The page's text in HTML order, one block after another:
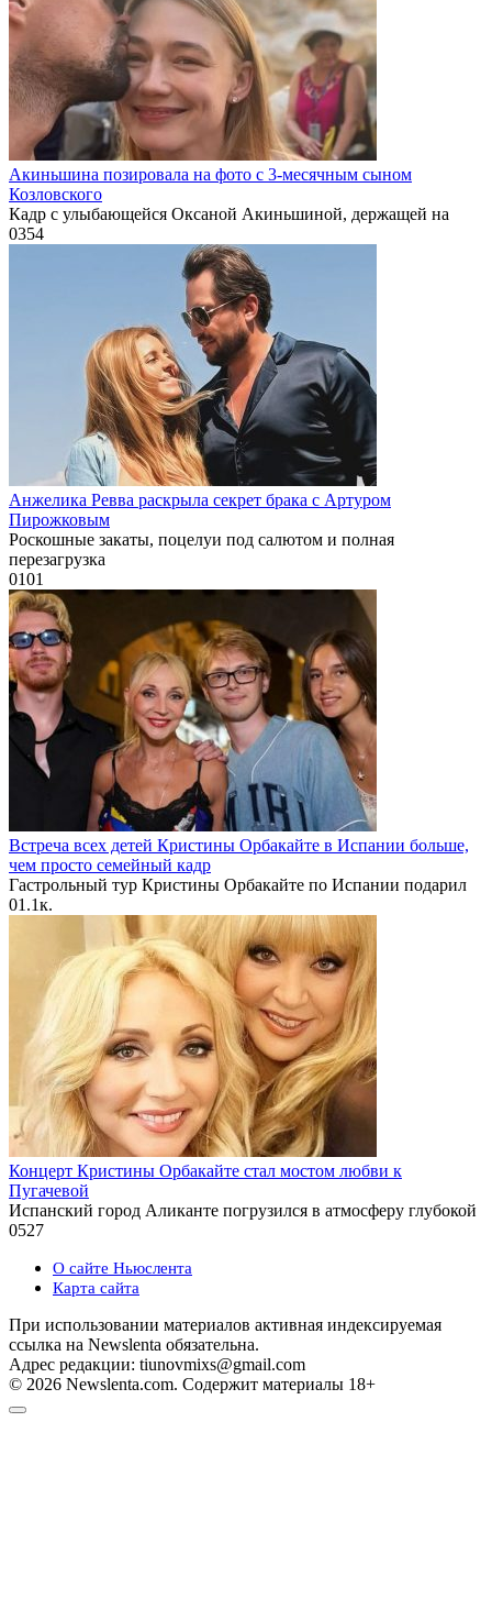
Акиньшина позировала на фото с 3-месячным сыном
Козловского
Кадр с улыбающейся Оксаной Акиньшиной, держащей на
0354
Анжелика Ревва раскрыла секрет брака с Артуром
Пирожковым
Роскошные закаты, поцелуи под салютом и полная
перезагрузка
0101
Встреча всех детей Кристины Орбакайте в Испании больше,
чем просто семейный кадр
Гастрольный тур Кристины Орбакайте по Испании подарил
01.1к.
Концерт Кристины Орбакайте стал мостом любви к
Пугачевой
Испанский город Аликанте погрузился в атмосферу глубокой
0527
О сайте Ньюслента
Карта сайта
При использовании материалов активная индексируемая
ссылка на Newslenta обязательна.
Адрес редакции: tiunovmixs@gmail.com
© 2026 Newslenta.com. Содержит материалы 18+